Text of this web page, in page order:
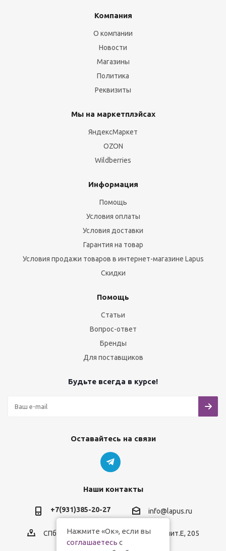
Компания
О компании
Новости
Магазины
Политика
Реквизиты
Мы на маркетплэйсах
ЯндексМаркет
OZON
Wildberries
Информация
Помощь
Условия оплаты
Условия доставки
Гарантия на товар
Условия продажи товаров в интернет-магазине Lapus
Скидки
Помощь
Статьи
Вопрос-ответ
Бренды
Для поставщиков
Будьте всегда в курсе!
Оставайтесь на связи
Наши контакты
+7(931)385-20-27 info@lapus.ru
СПб, пр.Обуховской Обороны, д.116, лит.Е, 205
Нажмите «Ок», если вы
соглашаетесь с